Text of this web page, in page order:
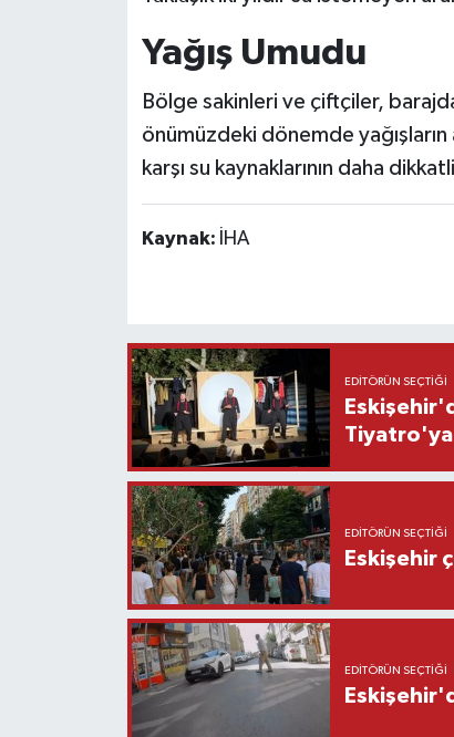
Yağış Umudu
Bölge sakinleri ve çiftçiler,
önümüzdeki dönemde yağışların
karşı su kaynaklarının daha
Kaynak: İHA
EDITÖRÜN SEÇTIĞI
Tiyatro'ya
EDITÖRÜN SEÇTIĞI
Eskişehir
EDITÖRÜN SEÇTIĞI